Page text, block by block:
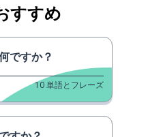
すすめ
ですか？
10単語とフレーズ